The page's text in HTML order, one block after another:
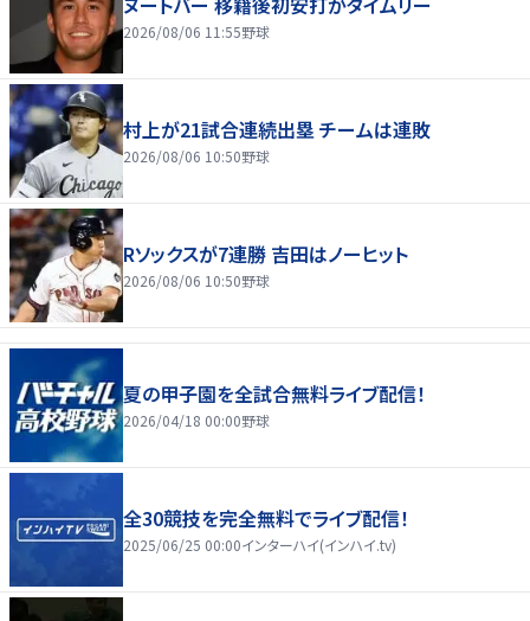
2026/08/06 11:55野球
村上が21試合連続出塁 チームは連敗
2026/08/06 10:50野球
Rソックスが7連勝 吉田はノーヒット
2026/08/06 10:50野球
夏の甲子園を全試合無料ライブ配信！
2026/04/18 00:00野球
全30競技を完全無料でライブ配信！
2025/06/25 00:00インターハイ(インハイ.tv)